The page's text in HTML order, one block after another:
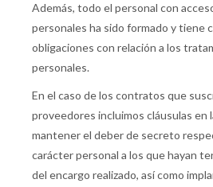
Además, todo el personal con
personales ha sido formado y tiene
obligaciones con relación a los
personales.
En el caso de los contratos que
proveedores incluimos cláusulas en
mantener el deber de secreto
carácter personal a los que hayan
del encargo realizado, así como